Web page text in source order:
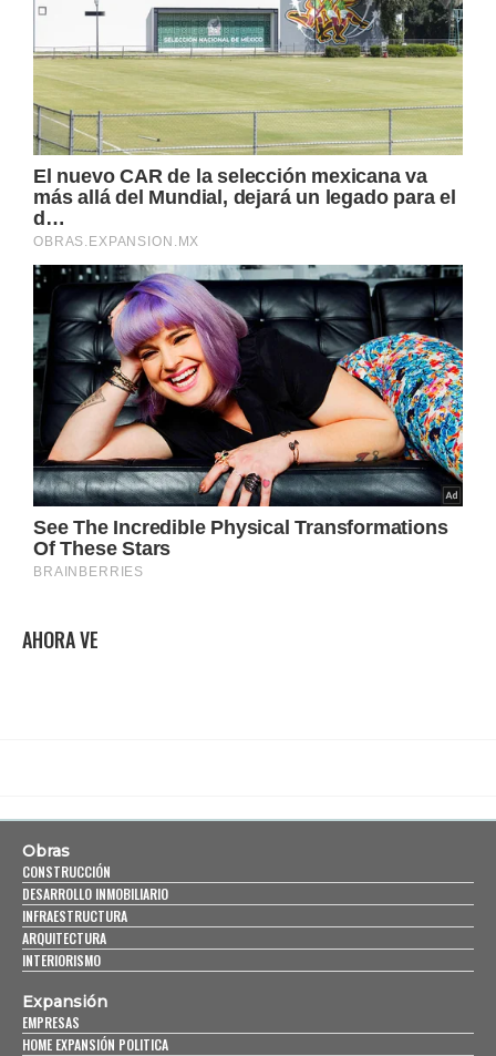
AHORA VE
Obras
CONSTRUCCIÓN
DESARROLLO INMOBILIARIO
INFRAESTRUCTURA
ARQUITECTURA
INTERIORISMO
Expansión
EMPRESAS
HOME EXPANSIÓN POLITICA